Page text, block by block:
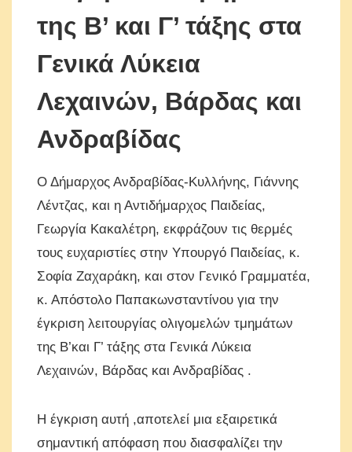
της Β’ και Γ’ τάξης στα
Γενικά Λύκεια
Λεχαινών, Βάρδας και
Ανδραβίδας
Ο Δήμαρχος Ανδραβίδας-Κυλλήνης, Γιάννης
Λέντζας, και η Αντιδήμαρχος Παιδείας,
Γεωργία Κακαλέτρη, εκφράζουν τις θερμές
τους ευχαριστίες στην Υπουργό Παιδείας, κ.
Σοφία Ζαχαράκη, και στον Γενικό Γραμματέα,
κ. Απόστολο Παπακωνσταντίνου για την
έγκριση λειτουργίας ολιγομελών τμημάτων
της Β’και Γ’ τάξης στα Γενικά Λύκεια
Λεχαινών, Βάρδας και Ανδραβίδας .
Η έγκριση αυτή ,αποτελεί μια εξαιρετικά
σημαντική απόφαση που διασφαλίζει την